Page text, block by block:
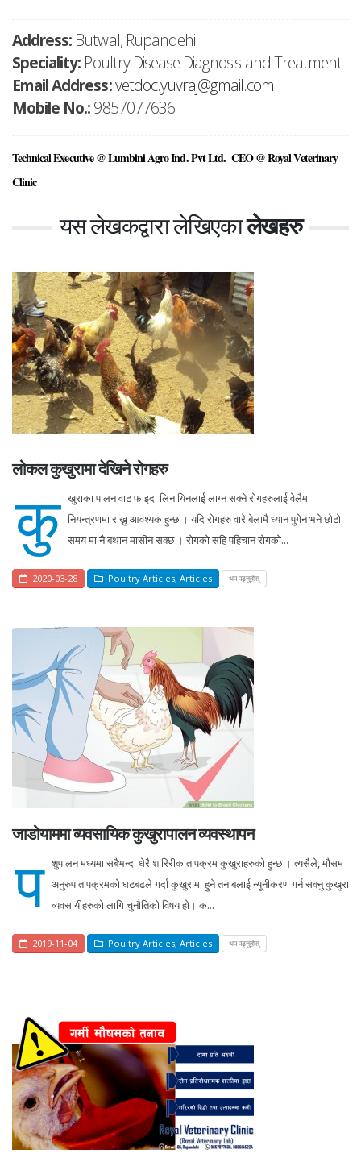
Address: Butwal, Rupandehi
Speciality: Poultry Disease Diagnosis and Treatment
Email Address:vetdoc.yuvraj@gmail.com
Mobile No.:9857077636
Technical Executive @ Lumbini Agro Ind. Pvt Ltd. CEO @ Royal Veterinary
Clinic
यस लेखकद्वारा लेखिएकालेखहरु
लोकल कुखुरामा देखिने रोगहरु
कु खुराका पालन वाट फाइदा लिन यिनलाई लाग्न सक्ने रोगहरुलाई वेलैमा
नियन्त्रणमा राख्नु आवश्यक हुन्छ । यदि रोगहरु वारे बेलामै ध्यान पुगेन भने छोटो
समय मा नै बथान मासीन सक्छ । रोगको सहि पहिचान रोगको...
2020-03-28 Poultry Articles, Articles थप पढ्नुहोस्
जाडोयाममा व्यवसायिक कुखुरापालन व्यवस्थापन
प शुपालन मध्यमा सबैभन्दा धेरै शारिरीक तापक्रम कुखुराहरुको हुन्छ । त्यसैले, मौसम
अनुरुप तापक्रमको घटबढले गर्दा कुखुरामा हुने तनाबलाई न्यूनीकरण गर्न सक्नु कुखुरा
व्यवसायीहरुको लागि चुनौतिको विषय हो। क...
2019-11-04 Poultry Articles, Articles थप पढ्नुहोस्